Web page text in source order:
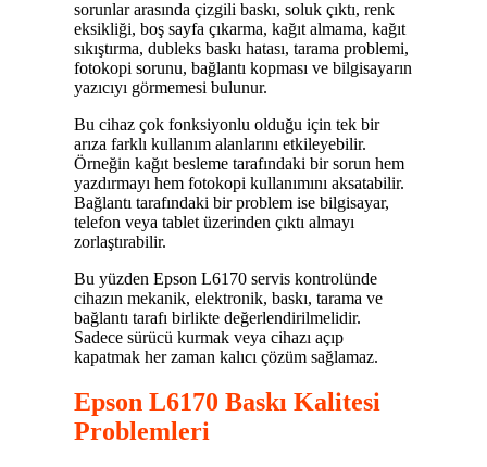
sorunlar arasında çizgili baskı, soluk çıktı, renk
eksikliği, boş sayfa çıkarma, kağıt almama, kağıt
sıkıştırma, dubleks baskı hatası, tarama problemi,
fotokopi sorunu, bağlantı kopması ve bilgisayarın
yazıcıyı görmemesi bulunur.
Bu cihaz çok fonksiyonlu olduğu için tek bir
arıza farklı kullanım alanlarını etkileyebilir.
Örneğin kağıt besleme tarafındaki bir sorun hem
yazdırmayı hem fotokopi kullanımını aksatabilir.
Bağlantı tarafındaki bir problem ise bilgisayar,
telefon veya tablet üzerinden çıktı almayı
zorlaştırabilir.
Bu yüzden Epson L6170 servis kontrolünde
cihazın mekanik, elektronik, baskı, tarama ve
bağlantı tarafı birlikte değerlendirilmelidir.
Sadece sürücü kurmak veya cihazı açıp
kapatmak her zaman kalıcı çözüm sağlamaz.
Epson L6170 Baskı Kalitesi
Problemleri